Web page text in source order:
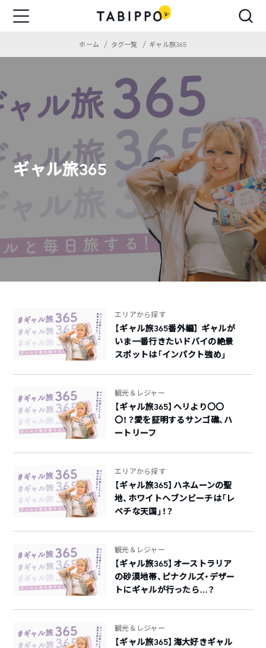
ホーム タグ一覧 ギャル旅365
ギャル旅365
エリアから探す
【ギャル旅365番外編】 ギャルが
いま一番行きたいドバイの絶景
スポットは「インパクト強め」
観光＆レジャー
【ギャル旅365】ヘリより〇〇
〇！？愛を証明するサンゴ礁、ハ
ートリーフ
エリアから探す
【ギャル旅365】ハネムーンの聖
地、ホワイトヘブンビーチは「レ
ベチな天国」！？
観光＆レジャー
【ギャル旅365】オーストラリア
の砂漠地帯、ピナクルズ・デザー
トにギャルが行ったら…？
観光＆レジャー
【ギャル旅365】海大好きギャル